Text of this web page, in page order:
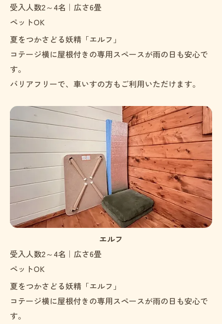
受入人数2～4名｜広さ6畳
ペットOK
夏をつかさどる妖精「エルフ」
コテージ横に屋根付きの専用スペースが雨の日も安心で
す。
バリアフリーで、車いすの方もご利用いただけます。
エルフ
受入人数2～4名｜広さ6畳
ペットOK
夏をつかさどる妖精「エルフ」
コテージ横に屋根付きの専用スペースが雨の日も安心で
す。